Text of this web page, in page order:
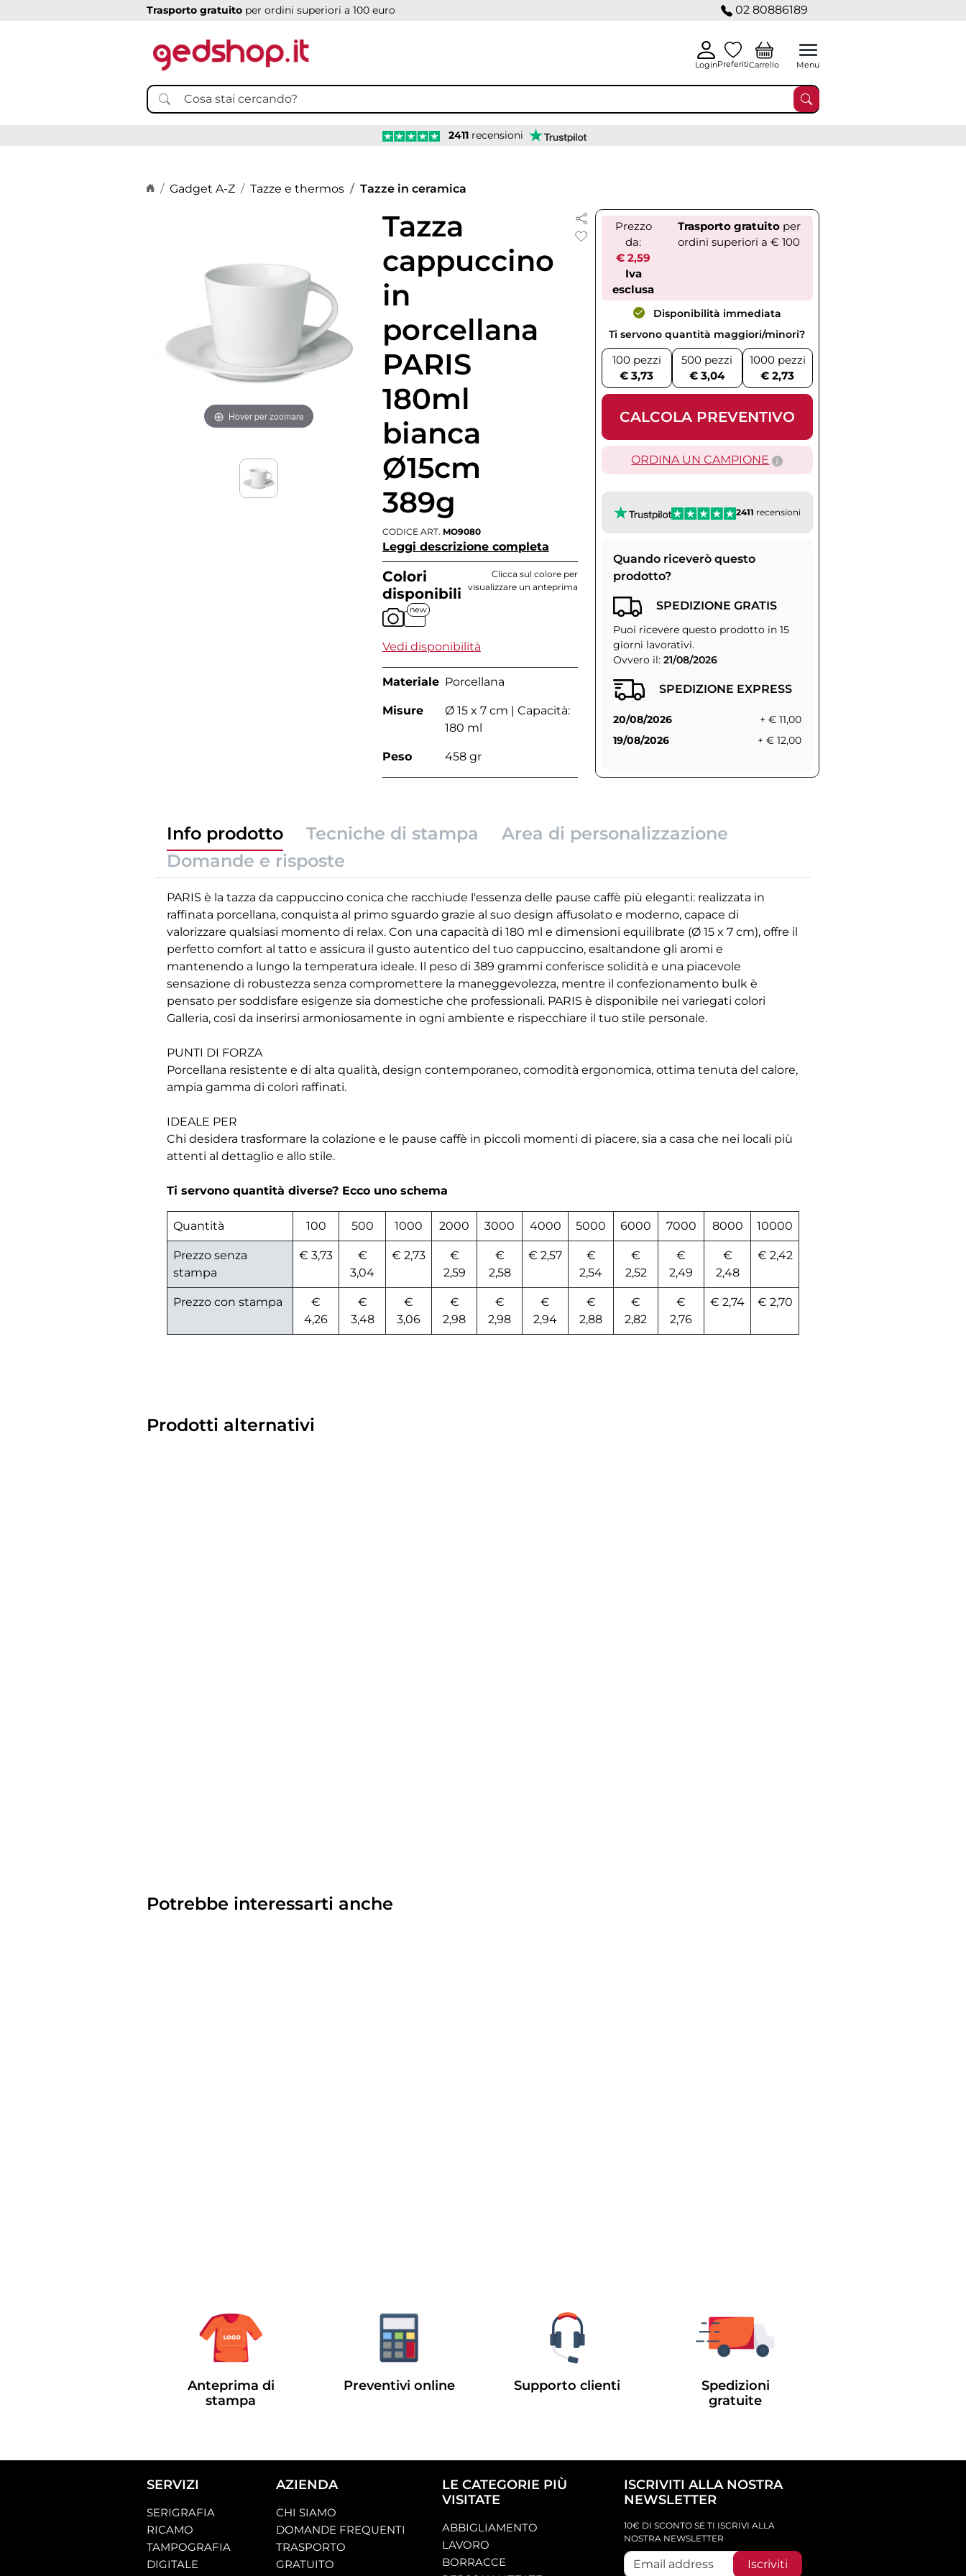
Trasporto gratuito per ordini superiori a 100 euro 02 80886189
LoginPreferitiCarrello Menu
2411 recensioni
Home page
Gadget A-Z Tazze e thermos Tazze in ceramica
Hover per zoomare
Tazza
cappuccino
in
porcellana
PARIS
180ml
bianca
Ø15cm
389g
CODICE ART. MO9080
Leggi descrizione completa
Colori
disponibili
Clicca sul colore per
visualizzare un anteprima
new
Vedi disponibilità
Materiale Porcellana
Misure
Ø 15 x 7 cm | Capacità:
180 ml
Peso 458 gr
Prezzo
da:
€ 2,59
Iva
esclusa
Trasporto gratuitoper
ordini superiori a € 100
Disponibilità immediata
Ti servono quantità maggiori/minori?
100 pezzi
€ 3,73
500 pezzi
€ 3,04
1000 pezzi
€ 2,73
CALCOLA PREVENTIVO
ORDINA UN CAMPIONE
2411 recensioni
Quando riceverò questo
prodotto?
SPEDIZIONE GRATIS
Puoi ricevere questo prodotto in 15
giorni lavorativi.
Ovvero il: 21/08/2026
SPEDIZIONE EXPRESS
20/08/2026
+ € 11,00
19/08/2026
+ € 12,00
Info prodotto Tecniche di stampa
Area di personalizzazione
Domande e risposte
PARIS è la tazza da cappuccino conica che racchiude l'essenza delle pause caffè più eleganti: realizzata in
raffinata porcellana, conquista al primo sguardo grazie al suo design affusolato e moderno, capace di
valorizzare qualsiasi momento di relax. Con una capacità di 180 ml e dimensioni equilibrate (Ø 15 x 7 cm), offre il
perfetto comfort al tatto e assicura il gusto autentico del tuo cappuccino, esaltandone gli aromi e
mantenendo a lungo la temperatura ideale. Il peso di 389 grammi conferisce solidità e una piacevole
sensazione di robustezza senza compromettere la maneggevolezza, mentre il confezionamento bulk è
pensato per soddisfare esigenze sia domestiche che professionali. PARIS è disponibile nei variegati colori
Galleria, così da inserirsi armoniosamente in ogni ambiente e rispecchiare il tuo stile personale.
PUNTI DI FORZA
Porcellana resistente e di alta qualità, design contemporaneo, comodità ergonomica, ottima tenuta del calore,
ampia gamma di colori raffinati.
IDEALE PER
Chi desidera trasformare la colazione e le pause caffè in piccoli momenti di piacere, sia a casa che nei locali più
attenti al dettaglio e allo stile.
Ti servono quantità diverse? Ecco uno schema
Quantità 100 500 1000 2000 3000 4000 5000 6000 7000 8000 10000
Prezzo senza
stampa
€ 3,73
€
3,04
€ 2,73
€
2,59
€
2,58
€ 2,57
€
2,54
€
2,52
€
2,49
€
2,48
€ 2,42
Prezzo con stampa
€
4,26
€
3,48
€
3,06
€
2,98
€
2,98
€
2,94
€
2,88
€
2,82
€
2,76
€ 2,74 € 2,70
Prodotti alternativi
Potrebbe interessarti anche
Anteprima di
stampa
Preventivi online Supporto clienti
Spedizioni
gratuite
SERVIZI
SERIGRAFIA
RICAMO
TAMPOGRAFIA
DIGITALE
AZIENDA
CHI SIAMO
DOMANDE FREQUENTI
TRASPORTO
GRATUITO
LE CATEGORIE PIÙ
VISITATE
ABBIGLIAMENTO
LAVORO
BORRACCE
ISCRIVITI ALLA NOSTRA
NEWSLETTER
10€ DI SCONTO SE TI ISCRIVI ALLA
NOSTRA NEWSLETTER
Iscriviti